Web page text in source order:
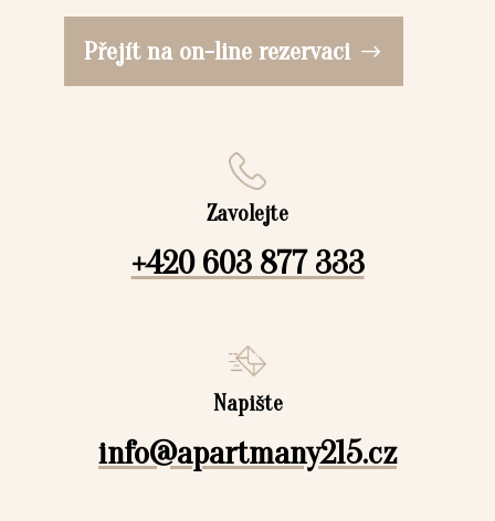
Přejít na on-line rezervaci
Zavolejte
+420 603 877 333
Napište
info@apartmany215.cz